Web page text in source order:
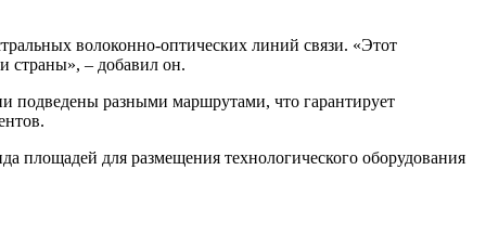
волоконно-оптических линий связи. «Этот
страны», – добавил он.
подведены разными маршрутами, что гарантирует
для размещения технологического оборудования